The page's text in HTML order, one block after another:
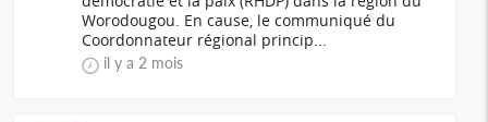
Worodougou. En cause, le communiqué du
Coordonnateur régional princip...
il y a 2 mois